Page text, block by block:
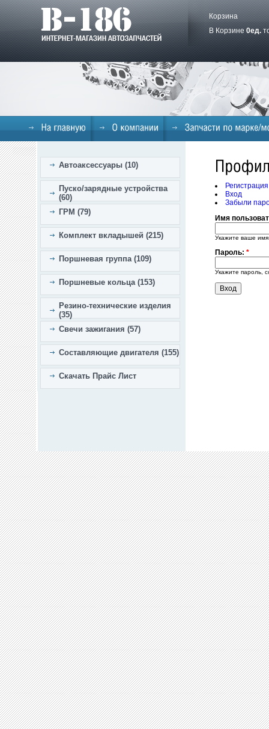
Корзина
В Корзине 0ед.
Автоаксессуары (10)
Пуско/зарядные устройства
(60)
ГРМ (79)
Комплект вкладышей (215)
Поршневая группа (109)
Поршневые кольца (153)
Резино-технические изделия
(35)
Свечи зажигания (57)
Составляющие двигателя (155)
Скачать Прайс Лист
Регистрация
Вход
Забыли
Имя
Укажите ваше
Пароль: *
Укажите пароль,